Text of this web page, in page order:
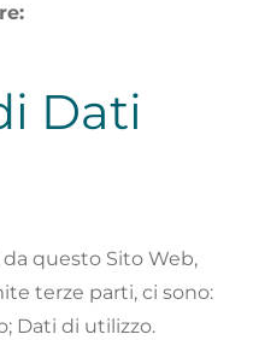
Dati
da questo Sito Web,
terze parti, ci sono:
Dati di utilizzo.